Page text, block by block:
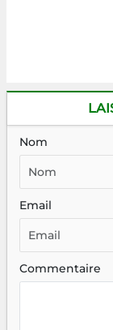
Nom
Email
Commentaire